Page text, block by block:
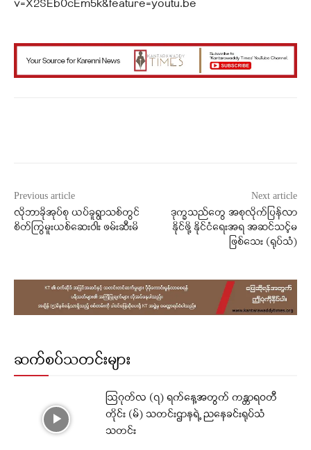
v=X2SEb0cEm5k&feature=youtu.be
Previous article
လိုဘာခိုအုပ်စု ယပ်ခူရွာသစ်တွင်
စိတ်ကြွမူးယစ်ဆေးဝါး ဖမ်းဆီးမိ
Next article
ဒုက္ခသည်တွေ အစုလိုက်ပြန်လာ
နိုင်ဖို့ နိုင်ငံရေးအရ အဆင်သင့်မ
ဖြစ်သေး (ရုပ်သံ)
ဆက်စပ်သတင်းများ
ဩဂုတ်လ (၇) ရက်နေ့အတွက် ကန္တာရဝတီ
တိုင်း (မ်) သတင်းဌာနရဲ့ ညနေခင်းရုပ်သံ
သတင်း